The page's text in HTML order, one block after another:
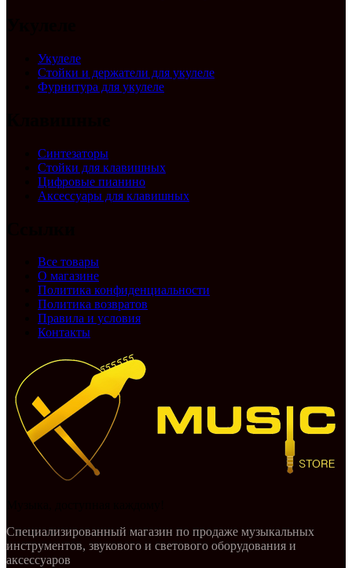
Укулеле
Стойки и держатели для укулеле
Фурнитура для укулеле
Синтезаторы
Стойки для клавишных
Цифровые пианино
Аксессуары для клавишных
Все товары
О магазине
Политика конфиденциальности
Политика возвратов
Правила и условия
Контакты
Специализированный магазин по продаже музыкальных
инструментов, звукового и светового оборудования и
аксессуаров